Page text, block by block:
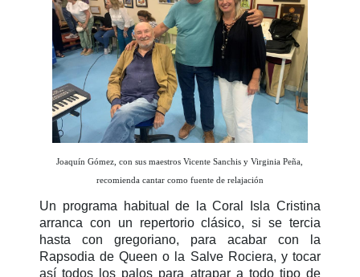
Joaquín Gómez, con sus maestros Vicente Sanchis y Virginia Peña,
recomienda cantar como fuente de relajación
Un programa habitual de la Coral Isla Cristina
arranca con un repertorio clásico, si se tercia
hasta con gregoriano, para acabar con la
Rapsodia de Queen o la Salve Rociera, y tocar
así todos los palos para atrapar a todo tipo de